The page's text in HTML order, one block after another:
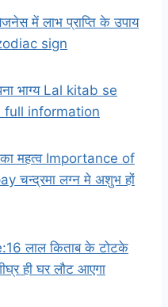
में लाभ प्राप्ति के उपाय
sign
भाग्य Lal kitab se
full information
का महत्व Importance of
चन्द्रमा लग्न मे अशुभ हों
लाल किताब के टोटके
ही घर लौट आएगा